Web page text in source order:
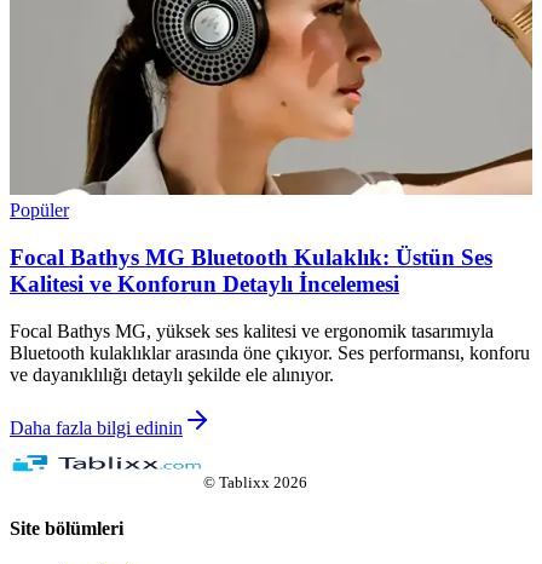
Popüler
Focal Bathys MG Bluetooth Kulaklık: Üstün Ses
Kalitesi ve Konforun Detaylı İncelemesi
Focal Bathys MG, yüksek ses kalitesi ve ergonomik tasarımıyla
Bluetooth kulaklıklar arasında öne çıkıyor. Ses performansı, konforu
ve dayanıklılığı detaylı şekilde ele alınıyor.
Daha fazla bilgi edinin
© Tablixx 2026
Site bölümleri